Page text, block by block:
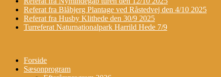
Referat fra Blåbjerg Plantage ved Råstedvej den 4/10 2025
Referat fra Husby Klithede den 30/9 2025
Turreferat Naturnationalpark Harrild Hede 7/9
Forside
Sæsonprogram